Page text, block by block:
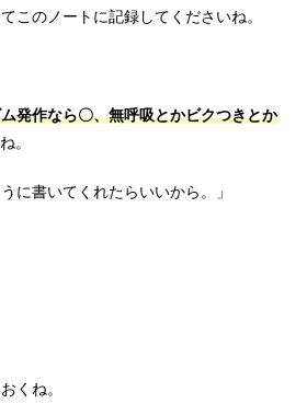
このノートに記録してくださいね。
発作なら〇、無呼吸とかビクつきとか
。
に書いてくれたらいいから。」
くね。